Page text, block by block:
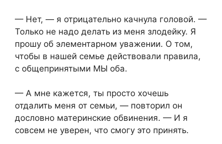
— Нет, — я отрицательно качнула головой. —
Только не надо делать из меня злодейку. Я
прошу об элементарном уважении. О том,
чтобы в нашей семье действовали правила,
с общепринятыми МЫ оба.
— А мне кажется, ты просто хочешь
отдалить меня от семьи, — повторил он
дословно материнские обвинения. — И я
совсем не уверен, что смогу это принять.